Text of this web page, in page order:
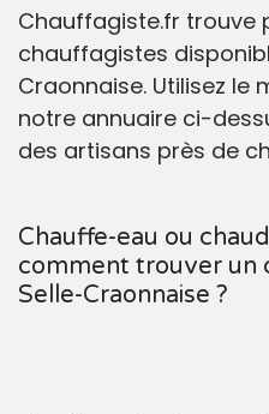
Chauffagiste.fr trouve
chauffagistes
Craonnaise. Utilisez le
notre annuaire ci-
des artisans près de
Chauffe-eau ou
comment trouver un
Selle-Craonnaise ?